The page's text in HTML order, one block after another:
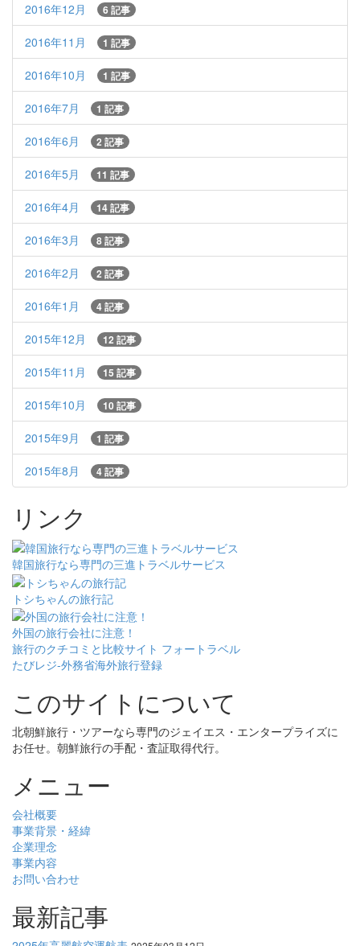
2016年12月 6 記事
2016年11月 1 記事
2016年10月 1 記事
2016年7月 1 記事
2016年6月 2 記事
2016年5月 11 記事
2016年4月 14 記事
2016年3月 8 記事
2016年2月 2 記事
2016年1月 4 記事
2015年12月 12 記事
2015年11月 15 記事
2015年10月 10 記事
2015年9月 1 記事
2015年8月 4 記事
リンク
韓国旅行なら専門の三進トラベルサービス
トシちゃんの旅行記
外国の旅行会社に注意！
旅行のクチコミと比較サイト フォートラベル
たびレジ-外務省海外旅行登録
このサイトについて
北朝鮮旅行・ツアーなら専門のジェイエス・エンタープライズに
お任せ。朝鮮旅行の手配・査証取得代行。
メニュー
会社概要
事業背景・経緯
企業理念
事業内容
お問い合わせ
最新記事